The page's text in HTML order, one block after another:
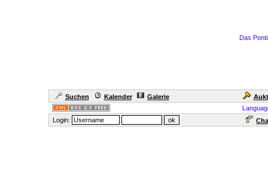
Das
Suchen Kalender Galerie
Login: